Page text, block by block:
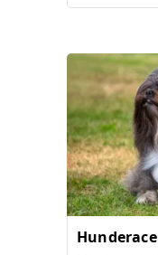
Hunderace